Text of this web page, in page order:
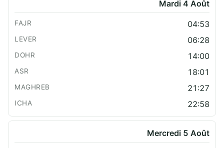
Mardi 4 Août
04:53
06:28
14:00
18:01
21:27
22:58
Mercredi 5 Août